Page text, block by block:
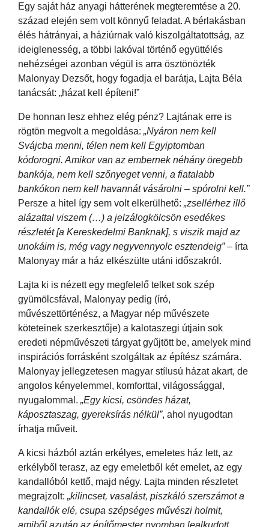
Egy saját ház anyagi hátterének megteremtése a 20.
század elején sem volt könnyű feladat. A bérlakásban
élés hátrányai, a háziúrnak való kiszolgáltatottság, az
ideiglenesség, a többi lakóval történő együttélés
nehézségei azonban végül is arra ösztönözték
Malonyay Dezsőt, hogy fogadja el barátja, Lajta Béla
tanácsát: „házat kell építeni!”
De honnan lesz ehhez elég pénz? Lajtának erre is
rögtön megvolt a megoldása: „Nyáron nem kell
Svájcba menni, télen nem kell Egyiptomban
kódorogni. Amikor van az embernek néhány öregebb
bankója, nem kell szőnyeget venni, a fiatalabb
bankókon nem kell havannát vásárolni – spórolni kell.”
Persze a hitel így sem volt elkerülhető: „zsellérhez illő
alázattal viszem (…) a jelzálogkölcsön esedékes
részletét [a Kereskedelmi Banknak], s viszik majd az
unokáim is, még vagy negyvennyolc esztendeig”– írta
Malonyay már a ház elkészülte utáni időszakról.
Lajta ki is nézett egy megfelelő telket sok szép
gyümölcsfával, Malonyay pedig (író,
művészettörténész, a Magyar nép művészete
köteteinek szerkesztője) a kalotaszegi útjain sok
eredeti népművészeti tárgyat gyűjtött be, amelyek mind
inspirációs forrásként szolgáltak az építész számára.
Malonyay jellegzetesen magyar stílusú házat akart, de
angolos kényelemmel, komforttal, világossággal,
nyugalommal. „Egy kicsi, csöndes házat,
káposztaszag, gyereksírás nélkül”, ahol nyugodtan
írhatja műveit.
A kicsi házból aztán erkélyes, emeletes ház lett, az
erkélyből terasz, az egy emeletből két emelet, az egy
kandallóból kettő, majd négy. Lajta minden részletet
megrajzolt: „kilincset, vasalást, piszkáló szerszámot a
kandallók elé, csupa szépséges művészi holmit,
amiből azután az építőmester nyomban lealkudott